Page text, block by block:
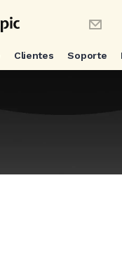
Clientes Soporte